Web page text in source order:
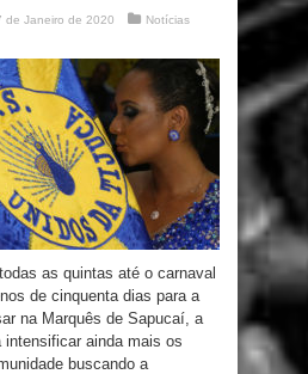
de Janeiro de 2020
Notícias
as quintas até o carnaval
de cinquenta dias para a
na Marquês de Sapucaí, a
intensificar ainda mais os
buscando a